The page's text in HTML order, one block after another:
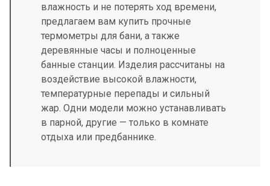
влажность и не потерять ход времени,
предлагаем вам купить прочные
термометры для бани, а также
деревянные часы и полноценные
банные станции. Изделия рассчитаны на
воздействие высокой влажности,
температурные перепады и сильный
жар. Одни модели можно устанавливать
в парной, другие — только в комнате
отдыха или предбаннике.